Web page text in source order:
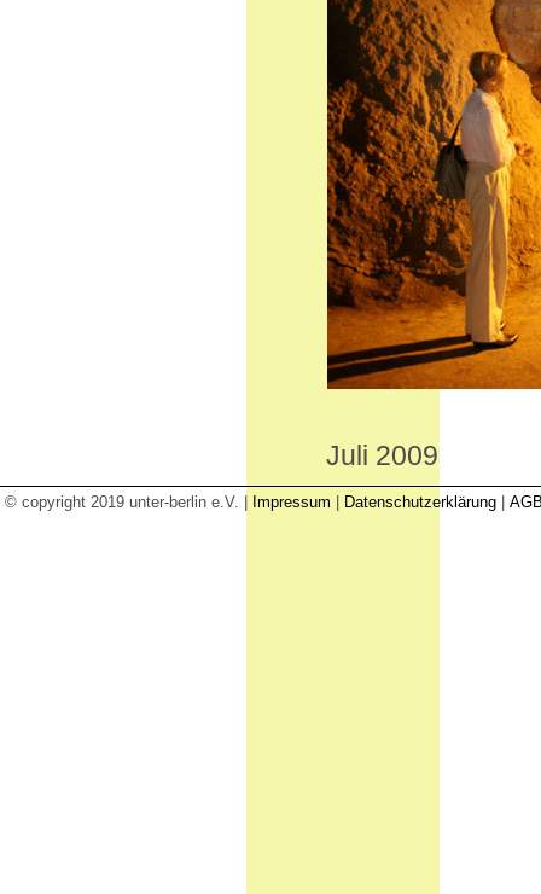
Juli 2009
© copyright 2019 unter-berlin e.V. | Impressum Datenschutzerklärung